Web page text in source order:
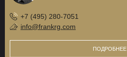
+7 (495) 280-7051
info@frankrg.com
ПОДРОБНЕЕ